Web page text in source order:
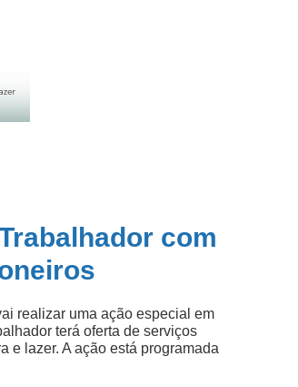
com
realizar uma ação especial em
terá oferta de serviços
e lazer. A ação está programada